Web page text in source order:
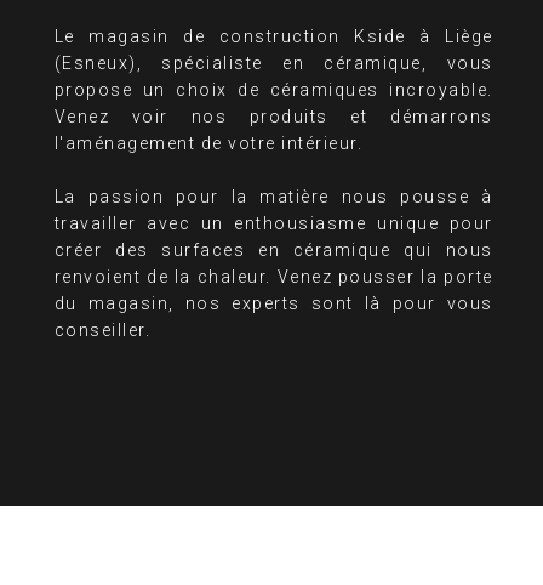
Le magasin de construction Kside à Liège
(Esneux), spécialiste en céramique, vous
propose un choix de céramiques incroyable.
Venez voir nos produits et démarrons
l'aménagement de votre intérieur.
La passion pour la matière nous pousse à
travailler avec un enthousiasme unique pour
créer des surfaces en céramique qui nous
renvoient de la chaleur. Venez pousser la porte
du magasin, nos experts sont là pour vous
conseiller.